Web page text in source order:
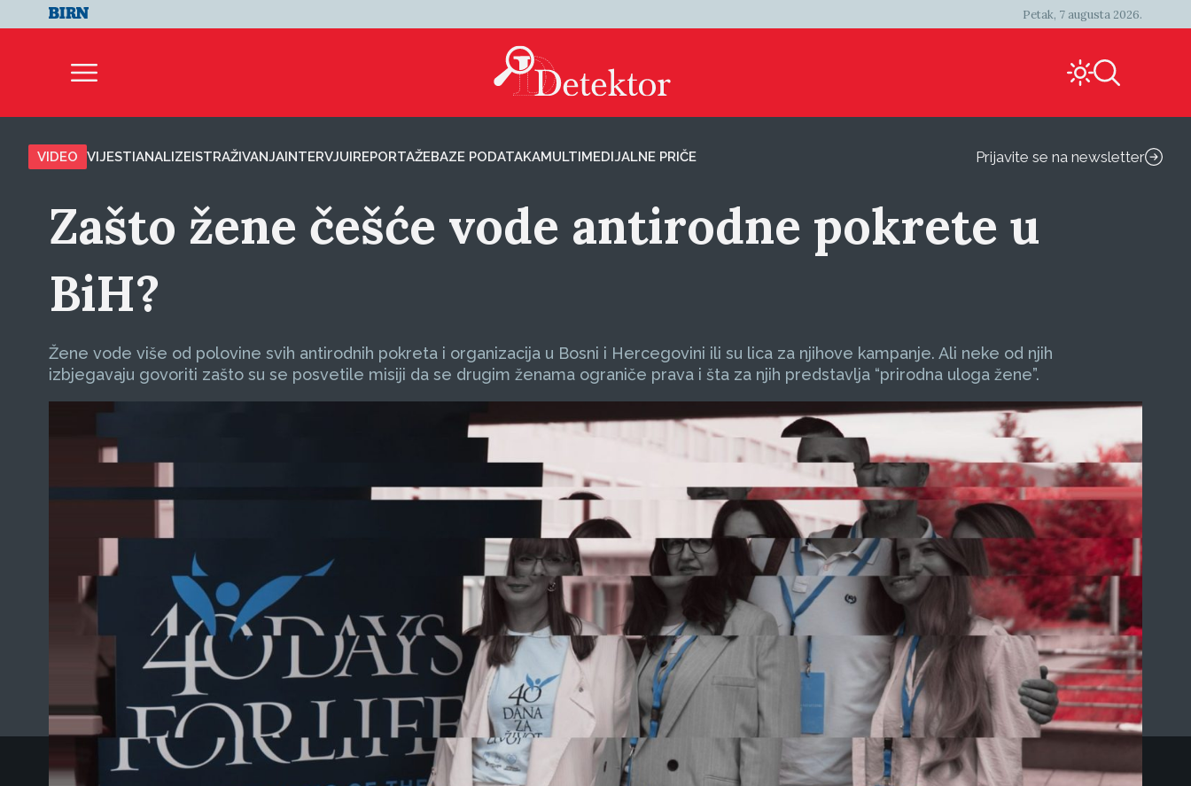
Petak, 7 augusta 2026.
VIDEO VIJESTIANALIZEISTRAŽIVANJAINTERVJUIREPORTAŽEBAZE PODATAKAMULTIMEDIJALNE PRIČE Prijavite se na newsletter
Zašto žene češće vode antirodne pokrete u
BiH?
Žene vode više od polovine svih antirodnih pokreta i organizacija u Bosni i Hercegovini ili su lica za njihove kampanje. Ali neke od njih
izbjegavaju govoriti zašto su se posvetile misiji da se drugim ženama ograniče prava i šta za njih predstavlja “prirodna uloga žene”.